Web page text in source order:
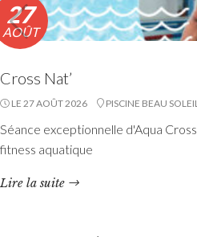
27
AOÛT
Cross Nat’
LE 27 AOÛT 2026 PISCINE BEAU
Séance exceptionnelle d'Aqua
fitness aquatique
Lire la suite